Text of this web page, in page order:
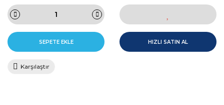
SEPETE EKLE HIZLI SATIN AL
Karşılaştır